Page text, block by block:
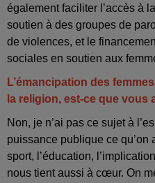
également faciliter l’accès à
soutien à des groupes de
de violences, et le
sociales en soutien aux
L’émancipation des
la religion, est-ce que vous
Non, je n’ai pas ce sujet à
puissance publique ce qu’on
sport, l’éducation,
nous tient aussi à cœur. On